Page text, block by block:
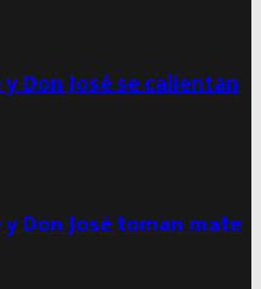
Don José se calientan
Don José toman mate